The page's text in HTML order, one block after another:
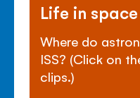
Life in space
Where do
ISS? (Click on
clips.)